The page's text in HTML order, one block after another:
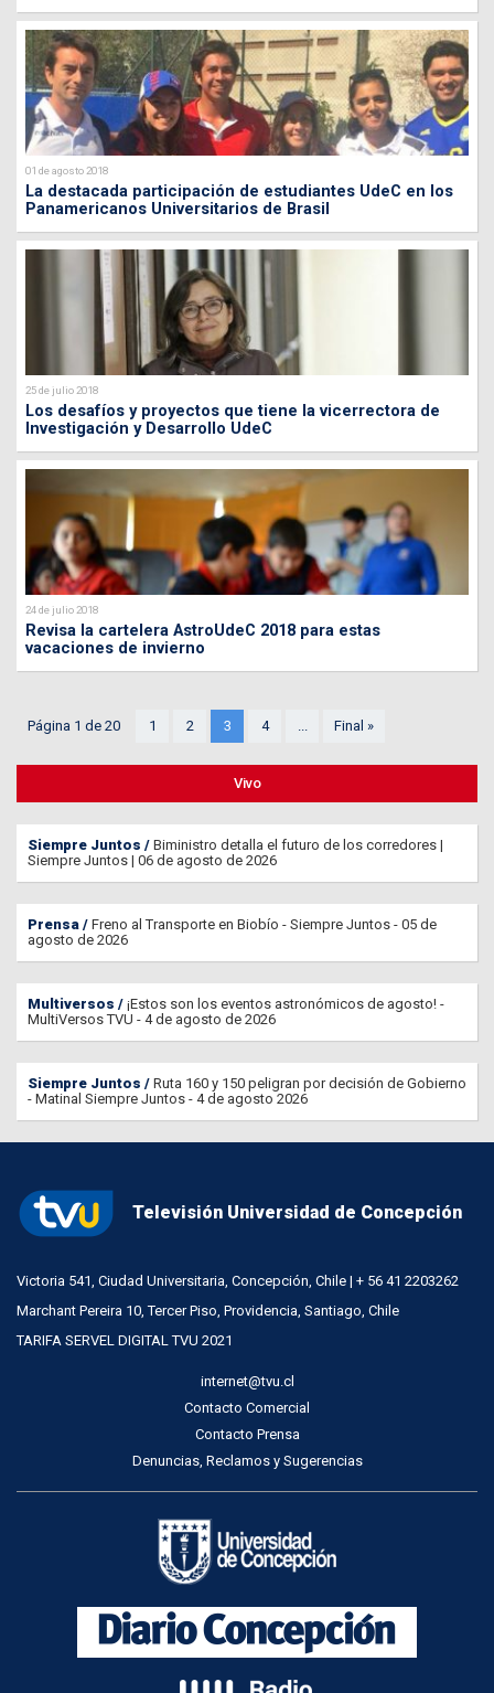
01 de agosto 2018
La destacada participación de estudiantes UdeC en los
Panamericanos Universitarios de Brasil
25 de julio 2018
Los desafíos y proyectos que tiene la vicerrectora de
Investigación y Desarrollo UdeC
24 de julio 2018
Revisa la cartelera AstroUdeC 2018 para estas
vacaciones de invierno
Página 1 de 20 1 2 3 4 ... Final »
Vivo
Siempre Juntos
Biministro detalla el futuro de los corredores |
Siempre Juntos | 06 de agosto de 2026
Prensa
Freno al Transporte en Biobío - Siempre Juntos - 05 de
agosto de 2026
Multiversos
¡Estos son los eventos astronómicos de agosto! -
MultiVersos TVU - 4 de agosto de 2026
Siempre Juntos
Ruta 160 y 150 peligran por decisión de Gobierno
- Matinal Siempre Juntos - 4 de agosto 2026
Televisión Universidad de Concepción
Victoria 541, Ciudad Universitaria, Concepción, Chile | + 56 41 2203262
Marchant Pereira 10, Tercer Piso, Providencia, Santiago, Chile
TARIFA SERVEL DIGITAL TVU 2021
internet@tvu.cl
Contacto Comercial
Contacto Prensa
Denuncias, Reclamos y Sugerencias